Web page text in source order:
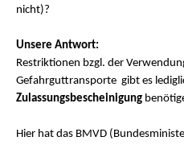
nicht)?
Unsere Antwort:
Restriktionen bzgl. der
Gefahrguttransporte gibt es
Zulassungsbescheinigung
Hier hat das BMVD